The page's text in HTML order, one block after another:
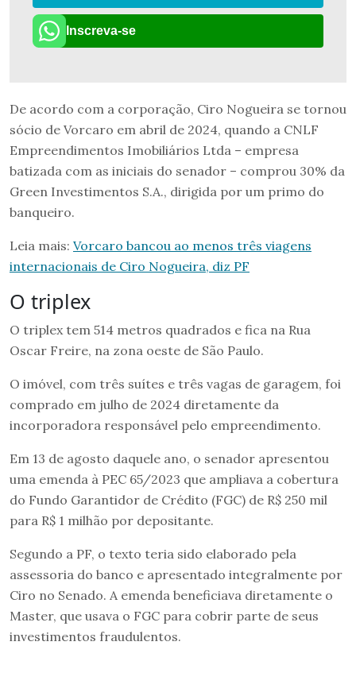
Inscreva-se
De acordo com a corporação, Ciro Nogueira se tornou
sócio de Vorcaro em abril de 2024, quando a CNLF
Empreendimentos Imobiliários Ltda – empresa
batizada com as iniciais do senador – comprou 30% da
Green Investimentos S.A., dirigida por um primo do
banqueiro.
Leia mais: Vorcaro bancou ao menos três viagens
internacionais de Ciro Nogueira, diz PF
O triplex
O triplex tem 514 metros quadrados e fica na Rua
Oscar Freire, na zona oeste de São Paulo.
O imóvel, com três suítes e três vagas de garagem, foi
comprado em julho de 2024 diretamente da
incorporadora responsável pelo empreendimento.
Em 13 de agosto daquele ano, o senador apresentou
uma emenda à PEC 65/2023 que ampliava a cobertura
do Fundo Garantidor de Crédito (FGC) de R$ 250 mil
para R$ 1 milhão por depositante.
Segundo a PF, o texto teria sido elaborado pela
assessoria do banco e apresentado integralmente por
Ciro no Senado. A emenda beneficiava diretamente o
Master, que usava o FGC para cobrir parte de seus
investimentos fraudulentos.